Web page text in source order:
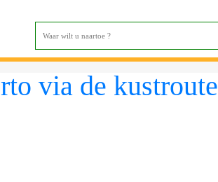
via de kustroute